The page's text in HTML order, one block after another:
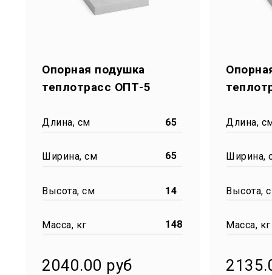
Опорная подушка
теплотрасс ОПТ-5
Длина, см
Ширина, см
Высота, см
Масса, кг
65
65
14
148
2040.00 руб
Длина,
Ширина,
Высота,
Масса, кг